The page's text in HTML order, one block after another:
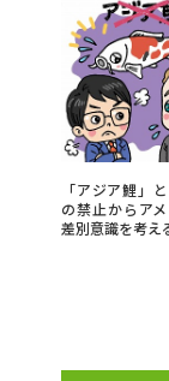
ムから探す「アジア鯉」
の禁止からア
差別意識を考え